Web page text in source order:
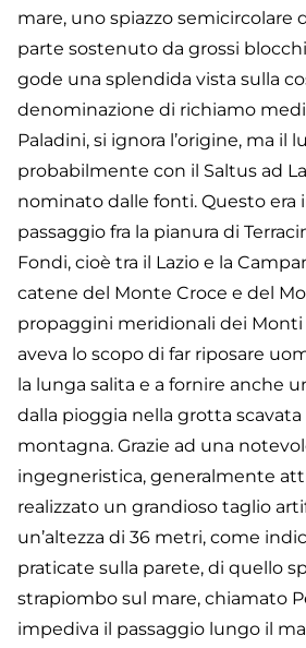
mare, uno spiazzo semicircolare
parte sostenuto da grossi
gode una splendida vista sulla
denominazione di richiamo
Paladini, si ignora l’origine, ma il
probabilmente con il Saltus ad
nominato dalle fonti. Questo era
passaggio fra la pianura di
Fondi, cioè tra il Lazio e la
catene del Monte Croce e del
propaggini meridionali dei Monti
aveva lo scopo di far riposare
la lunga salita e a fornire anche
dalla pioggia nella grotta
montagna. Grazie ad una
ingegneristica, generalmente
realizzato un grandioso taglio
un’altezza di 36 metri, come
praticate sulla parete, di quello
strapiombo sul mare, chiamato
impediva il passaggio lungo il